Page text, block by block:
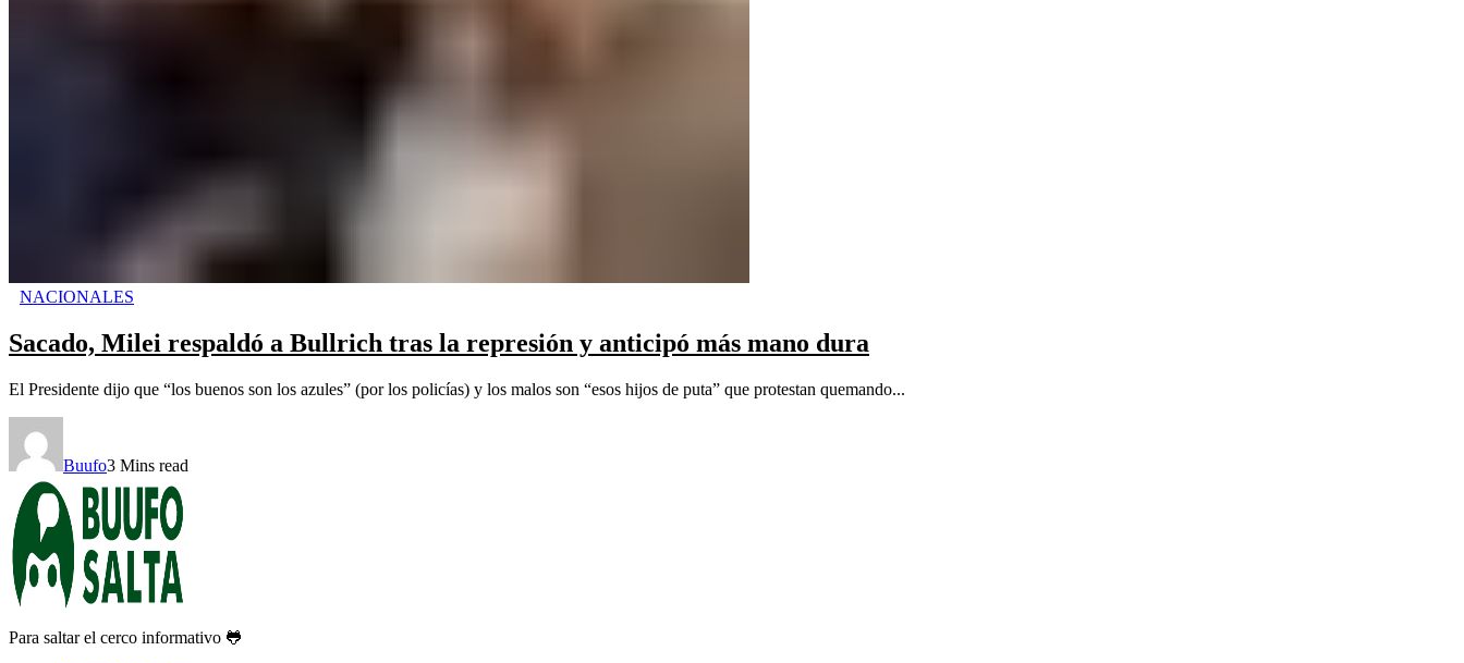
NACIONALES
Sacado, Milei respaldó a Bullrich tras la represión y anticipó más mano dura
El Presidente dijo que “los buenos son los azules” (por los policías) y los malos son “esos hijos de puta” que protestan quemando...
Buufo3 Mins read
Para saltar el cerco informativo 🐸